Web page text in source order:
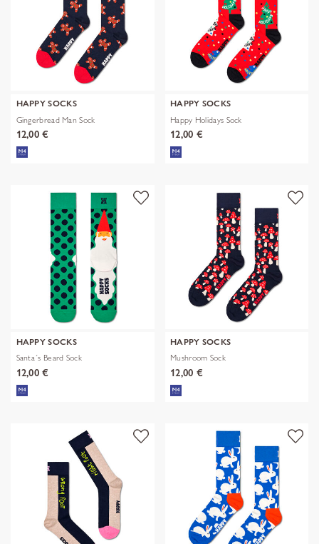
HAPPY SOCKS
Gingerbread Man Sock
12,00 €
HAPPY SOCKS
Happy Holidays Sock
12,00 €
HAPPY SOCKS
Santa´s Beard Sock
12,00 €
HAPPY SOCKS
Mushroom Sock
12,00 €